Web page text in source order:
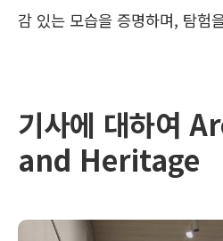
감 있는 모습을 증명하며, 탐험
기사에 대하여
and Heritage